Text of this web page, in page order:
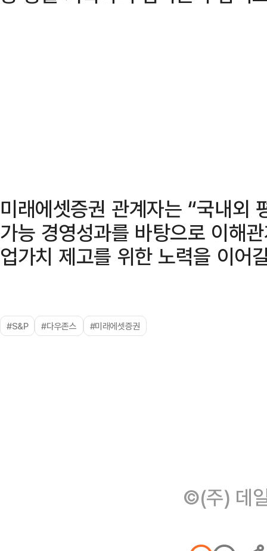
미래에셋증권 관계자는 “국내외
가능 경영성과를 바탕으로 이해
업가치 제고를 위한 노력을 이어
#S&P #다우존스 #미래에셋증권
©(주) 데